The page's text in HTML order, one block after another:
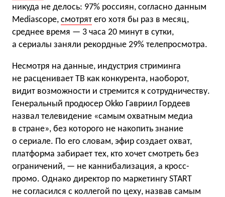
никуда не делось: 97% россиян, согласно данным
Mediascope, смотрят его хотя бы раз в месяц,
среднее время — 3 часа 20 минут в сутки,
а сериалы заняли рекордные 29% телепросмотра.
Несмотря на данные, индустрия стриминга
не расценивает ТВ как конкурента, наоборот,
видит возможности и стремится к сотрудничеству.
Генеральный продюсер Okko Гавриил Гордеев
назвал телевидение «самым охватным медиа
в стране», без которого не накопить знание
о сериале. По его словам, эфир создает охват,
платформа забирает тех, кто хочет смотреть без
ограничений, — не каннибализация, а кросс-
промо. Однако директор по маркетингу START
не согласился с коллегой по цеху, назвав самым